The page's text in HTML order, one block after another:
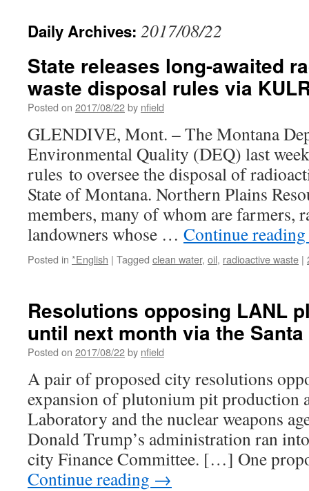
Daily Archives: 2017/08/22
State releases long-awaited
waste disposal rules via
Posted on 2017/08/22by nfield
GLENDIVE, Mont. – The Montana
Environmental Quality (DEQ) last
rules to oversee the disposal of
State of Montana. Northern Plains
members, many of whom are farmers,
landowners whose … Continue reading
Posted in *English | Tagged clean water, oil, radioactive waste |
Resolutions opposing LANL
until next month via the
Posted on 2017/08/22by nfield
A pair of proposed city resolutions
expansion of plutonium pit production
Laboratory and the nuclear weapons
Donald Trump’s administration ran
city Finance Committee. […] One
Continue reading →